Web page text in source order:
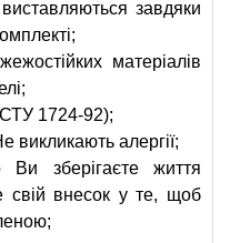
завдяки
матеріалів
1724-92);
викликають алергії;
зберігаєте життя
свій внесок у те, щоб